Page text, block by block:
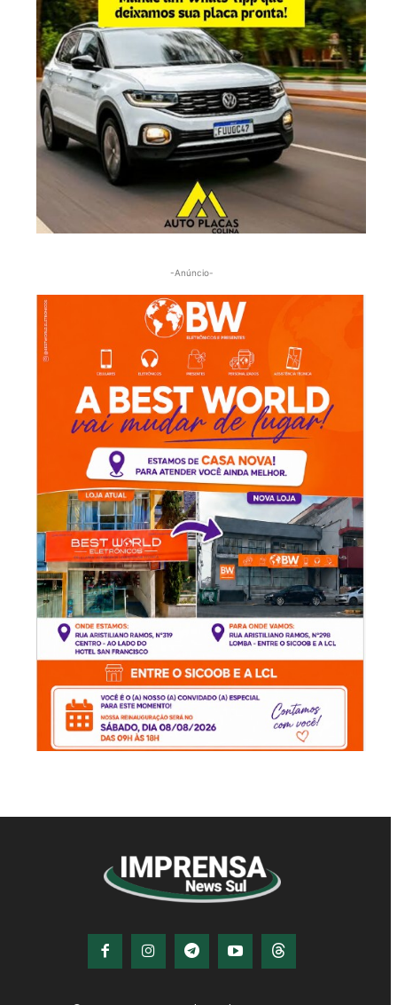
-Anúncio-
© Imprensa News Sul - Todos os Direitos
Reservados.